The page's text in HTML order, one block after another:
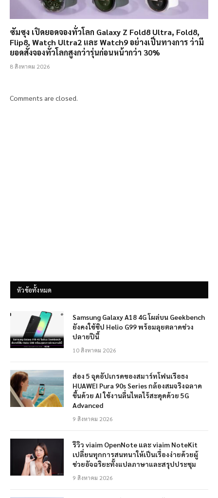
ซัมซุง เปิดยอดจองทั่วโลก Galaxy Z Fold8 Ultra, Fold8,
Flip8, Watch Ultra2 และ Watch9 อย่างเป็นทางการ ว่ามี
ยอดสั่งจองทั่วโลกสูงกว่ารุ่นก่อนหน้ากว่า 30%
8 สิงหาคม 2026
Comments are closed.
หัวข้อทั้งหมด
Samsung Galaxy A18 4G โผล่บน Geekbench
ยังคงใช้ชิป Helio G99 พร้อมลุยตลาดช่วง
ปลายปีนี้
10 สิงหาคม 2026
ส่อง 5 จุดอัปเกรดของสมาร์ทโฟนเรือธง
HUAWEI Pura 90s Series กล้องสมจริงฉลาด
ขึ้นด้วย AI ใช้งานลื่นไหลไร้สะดุดด้วย 5G
Advanced
9 สิงหาคม 2026
รีวิว viaim OpenNote และ viaim NoteKit
เปลี่ยนทุกการสนทนาให้เป็นเรื่องง่ายด้วยผู้
ช่วยอัจฉริยะทั้งแปลภาษาและสรุปประชุม
9 สิงหาคม 2026